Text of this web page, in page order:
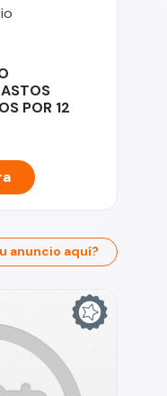
POR 12
anuncio aquí?